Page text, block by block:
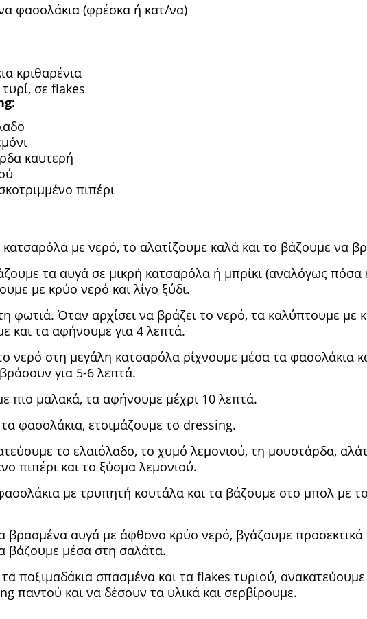
φασολάκια (φρέσκα ή κατ/να)
κριθαρένια
σε flakes
καυτερή
πιπέρι
κατσαρόλα με νερό, το αλατίζουμε καλά και το βάζουμε να
τα αυγά σε μικρή κατσαρόλα ή μπρίκι (αναλόγως πόσα
με κρύο νερό και λίγο ξύδι.
φωτιά. Όταν αρχίσει να βράζει το νερό, τα καλύπτουμε με
και τα αφήνουμε για 4 λεπτά.
νερό στη μεγάλη κατσαρόλα ρίχνουμε μέσα τα φασολάκια
για 5-6 λεπτά.
πιο μαλακά, τα αφήνουμε μέχρι 10 λεπτά.
φασολάκια, ετοιμάζουμε το dressing.
το ελαιόλαδο, το χυμό λεμονιού, τη μουστάρδα,
πιπέρι και το ξύσμα λεμονιού.
με τρυπητή κουτάλα και τα βάζουμε στο μπολ με το
βρασμένα αυγά με άφθονο κρύο νερό, βγάζουμε προσεκτικά
βάζουμε μέσα στη σαλάτα.
παξιμαδάκια σπασμένα και τα flakes τυριού,
παντού και να δέσουν τα υλικά και σερβίρουμε.